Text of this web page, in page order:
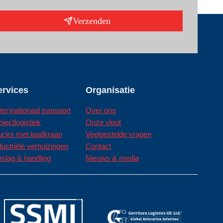
Verzenden
transport
met laadkraan
verhuizingen
& handling
Organisatie
Over ons
Onze vloot
Veelgestelde vragen
Contact
Nieuws & media